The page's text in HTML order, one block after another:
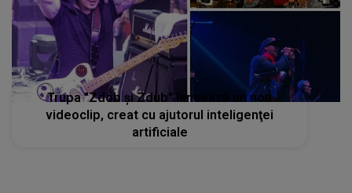
Trupa "Zdob şi Zdub" lansează un nou
videoclip, creat cu ajutorul inteligenţei
artificiale